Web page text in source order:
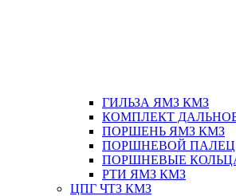
ГИЛЬЗА ЯМЗ КМЗ
КОМПЛЕКТ
ПОРШЕНЬ ЯМЗ КМЗ
ПОРШНЕВОЙ ПАЛЕЦ
ПОРШНЕВЫЕ
РТИ ЯМЗ КМЗ
ЦПГ ЧТЗ КМЗ